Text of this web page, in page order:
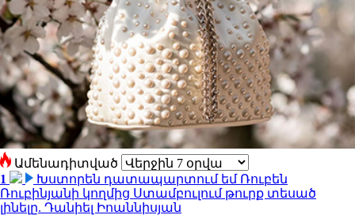
Ամենադիտված
1
Խստորեն դատապարտում եմ Ռուբեն
Ռուբինյանի կողմից Ստամբուլում թուրք տեսած
լինելը. Դանիել Իոաննիսյան